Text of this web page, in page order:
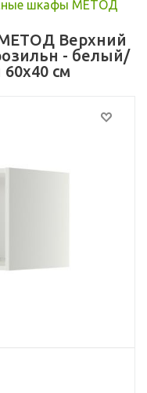
шкафы МЕТОД
МЕТОД Верхний
- белый/
см